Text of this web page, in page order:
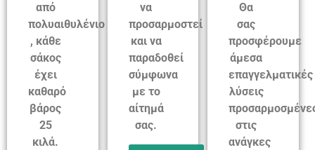
από
πολυαιθυλένιο
, κάθε
σάκος
έχει
καθαρό
βάρος
25
κιλά.
να
προσαρμοστεί
και να
παραδοθεί
σύμφωνα
με το
αίτημά
σας.
Θα
σας
προσφέρουμε
άμεσα
επαγγελματικές
λύσεις
στις
ανάγκες